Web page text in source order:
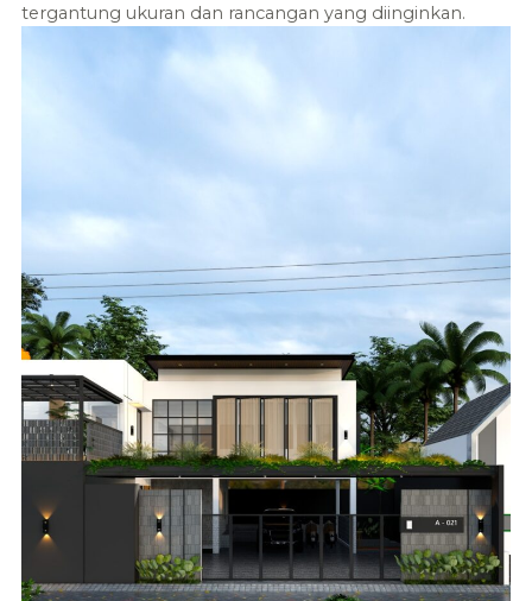
tergantung ukuran dan rancangan yang diinginkan.